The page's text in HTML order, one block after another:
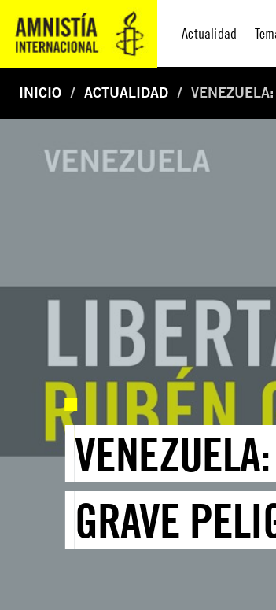
Actualidad
INICIO ACTUALIDAD
GRAVE